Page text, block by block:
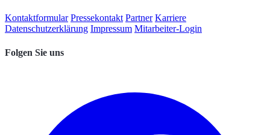
Kontaktformular Pressekontakt Partner Karriere
Datenschutzerklärung Impressum Mitarbeiter-Login
Folgen Sie uns